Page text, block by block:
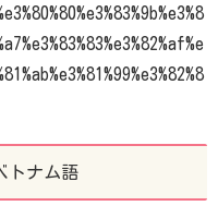
トナム語